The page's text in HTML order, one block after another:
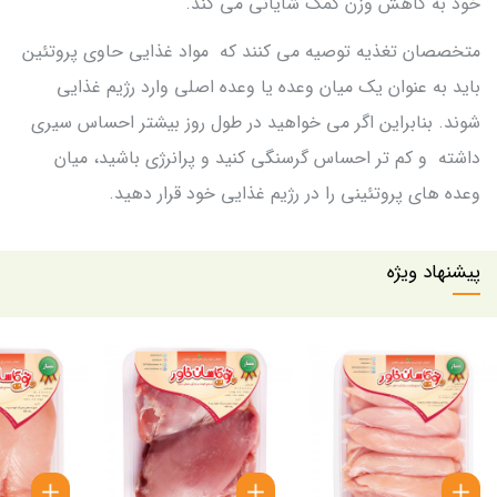
متخصصان تغذیه توصیه می کنند که مواد غذایی حاوی پروتئین
باید به عنوان یک میان وعده یا وعده اصلی وارد رژیم غذایی
شوند. بنابراین اگر می خواهید در طول روز بیشتر احساس سیری
داشته و کم تر احساس گرسنگی کنید و پرانرژی باشید، میان
وعده های پروتئینی را در رژیم غذایی خود قرار دهید.
پیشنهاد ویژه